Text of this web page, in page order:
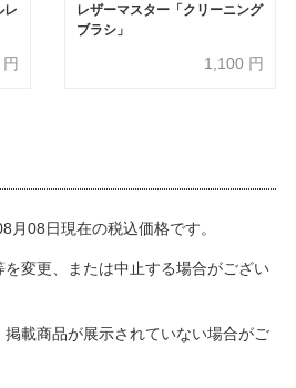
レ
円
レザーマスター「クリーニング
ブラシ」
1,100 円
08日現在の税込価格です。
変更、または中止する場合がござい
載商品が展示されていない場合がご